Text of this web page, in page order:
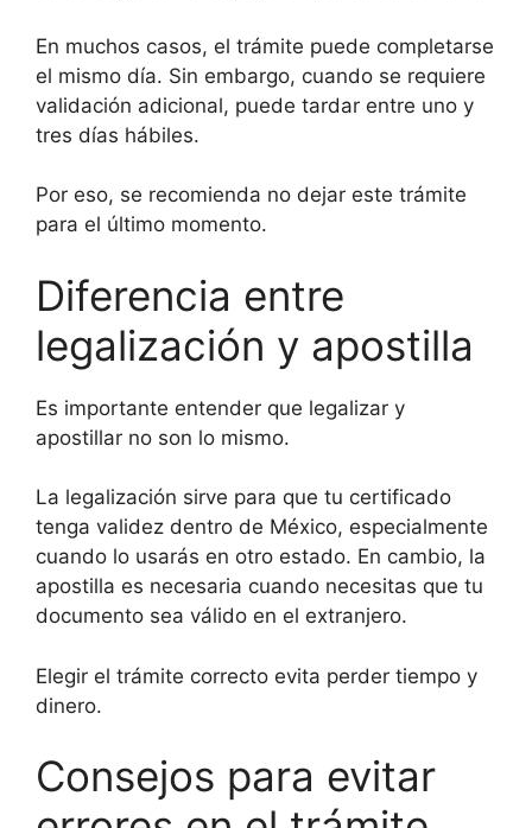
En muchos casos, el trámite puede completarse
el mismo día. Sin embargo, cuando se requiere
validación adicional, puede tardar entre uno y
tres días hábiles.
Por eso, se recomienda no dejar este trámite
para el último momento.
Diferencia entre
legalización y apostilla
Es importante entender que legalizar y
apostillar no son lo mismo.
La legalización sirve para que tu certificado
tenga validez dentro de México, especialmente
cuando lo usarás en otro estado. En cambio, la
apostilla es necesaria cuando necesitas que tu
documento sea válido en el extranjero.
Elegir el trámite correcto evita perder tiempo y
dinero.
Consejos para evitar